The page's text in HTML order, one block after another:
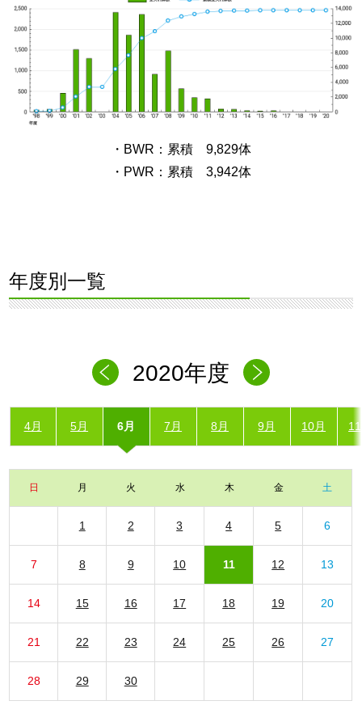
・BWR：累積 9,829体
・PWR：累積 3,942体
年度別一覧
2020年度
4月 5月 6月 7月 8月 9月 10月
日 月 火 水 木 金 土
1 2 3 4 5 6
7 8 9 10 11 12 13
14 15 16 17 18 19 20
21 22 23 24 25 26 27
28 29 30